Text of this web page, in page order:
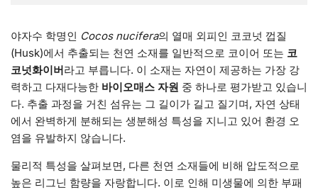
야자수 학명인 Cocos nucifera의 열매 외피인 코코넛 껍질
(Husk)에서 추출되는 천연 소재를 일반적으로 코이어 또는 코
코넛화이버라고 부릅니다. 이 소재는 자연이 제공하는 가장 강
력하고 다재다능한 바이오매스 자원 중 하나로 평가받고 있습니
다. 추출 과정을 거친 섬유는 그 길이가 길고 질기며, 자연 상태
에서 완벽하게 분해되는 생분해성 특성을 지니고 있어 환경 오
염을 유발하지 않습니다.
물리적 특성을 살펴보면, 다른 천연 소재들에 비해 압도적으로
높은 리그닌 함량을 자랑합니다. 이로 인해 미생물에 의한 부패